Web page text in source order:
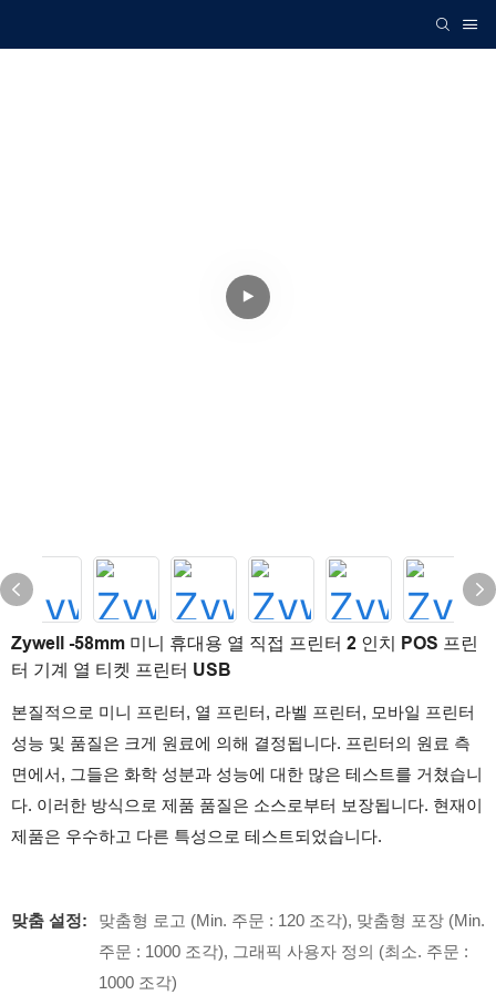
Zywell -58mm 미니 휴대용 열 직접 프린터 2 인치 POS 프린
터 기계 열 티켓 프린터 USB
본질적으로 미니 프린터, 열 프린터, 라벨 프린터, 모바일 프린터
성능 및 품질은 크게 원료에 의해 결정됩니다. 프린터의 원료 측
면에서, 그들은 화학 성분과 성능에 대한 많은 테스트를 거쳤습니
다. 이러한 방식으로 제품 품질은 소스로부터 보장됩니다. 현재이
제품은 우수하고 다른 특성으로 테스트되었습니다.
맞춤 설정:
맞춤형 로고 (Min. 주문 : 120 조각), 맞춤형 포장 (Min.
주문 : 1000 조각), 그래픽 사용자 정의 (최소. 주문 :
1000 조각)